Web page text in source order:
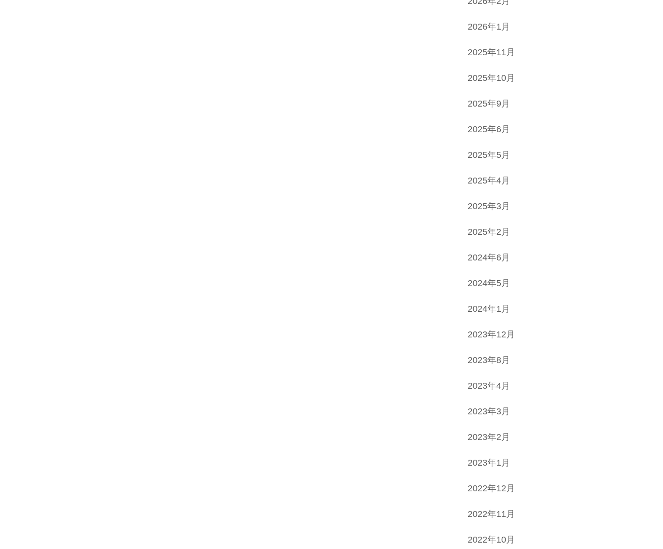
2026年1月
2025年11月
2025年10月
2025年9月
2025年6月
2025年5月
2025年4月
2025年3月
2025年2月
2024年6月
2024年5月
2024年1月
2023年12月
2023年8月
2023年4月
2023年3月
2023年2月
2023年1月
2022年12月
2022年11月
2022年10月